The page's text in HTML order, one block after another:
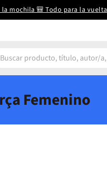
la mochila 🎒 Todo para la vuelta
Femenino